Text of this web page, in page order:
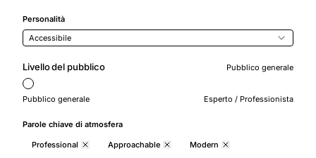
Personalità
Accessibile
Livello del pubblico Pubblico generale
Pubblico generale Esperto / Professionista
Parole chiave di atmosfera
Professional Approachable
Modern